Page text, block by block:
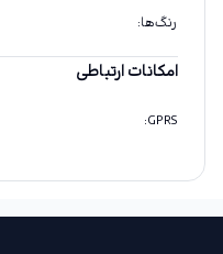
رنگ‌ها:
امکانات ارتباطی
GPRS
: